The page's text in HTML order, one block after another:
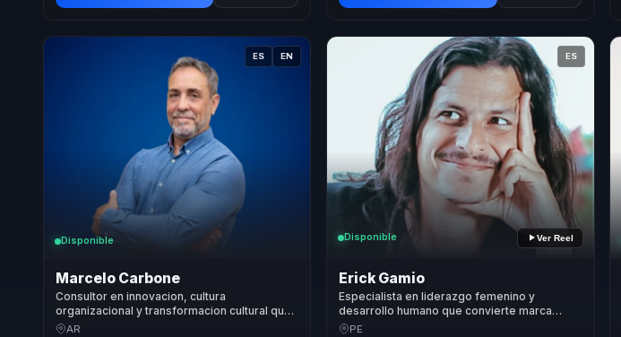
ES EN
Disponible
Marcelo Carbone
Consultor en innovacion, cultura
organizacional y transformacion cultural que
ayuda a lideres a ejecutar mejor y sostener
AR
ES
Disponible Ver Reel
Erick Gamio
Especialista en liderazgo femenino y
desarrollo humano que convierte marca
personal en acción, influencia e impacto
PE